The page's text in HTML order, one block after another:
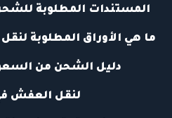
المستندات المطلوبة
ما هي الأوراق المطلوبة
دليل الشحن من
لنقل العفش